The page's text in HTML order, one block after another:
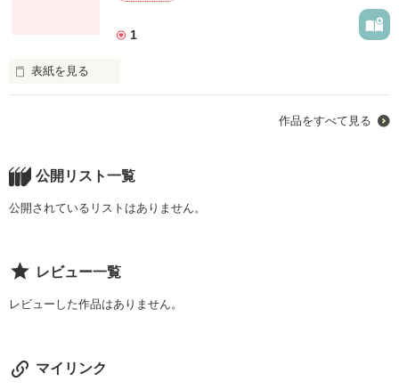
は…？
続編のこちらでは『恋』ばかりではなく『愛』についても 考え
ゆっくりですが、気長に読んでいただければ…。と思います。
【恋がしたくて…】を読んでいない方は、是非、そちらから読
1
表紙を見る
かわいい子供に マイホーム。
とりたてて 足りない物もなく。
とりたてた 不満もない。
母でも妻でもない時間。
作品をすべて見る
公開リスト一覧
公開されているリストはありません。
レビュー一覧
レビューした作品はありません。
マイリンク